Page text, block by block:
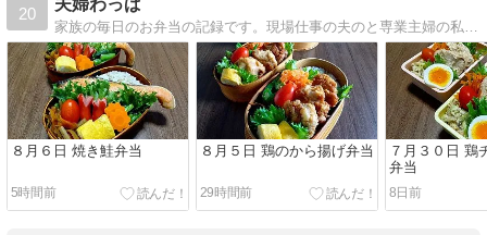
20
８月６日 焼き鮭弁当
5時間前
８月５日 鶏のから揚げ弁当
29時間前
７月３０日 鶏
弁当
8日前